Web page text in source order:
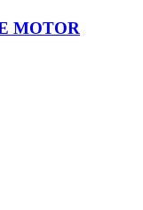
MOTOR